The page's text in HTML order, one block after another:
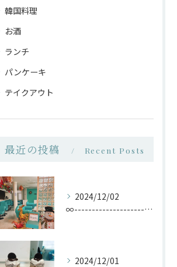
韓国料理
お酒
ランチ
パンケーキ
テイクアウト
最近の投稿 Recent Posts
2024/12/02
∞-----------------------------...
2024/12/01